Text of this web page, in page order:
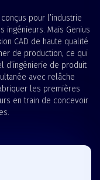
pour l’industrie
ingénieurs. Mais Genius
CAD de haute qualité
de production, ce qui
d’ingénierie de produit
avec relâche
les premières
en train de concevoir